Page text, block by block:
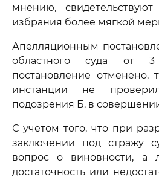
мнению,
избрания более мягкой
Апелляционным
областного суда от
постановление отменено,
инстанции не
подозрения Б. в
С учетом того, что при
заключении под стражу
вопрос о виновности, а
достаточность или